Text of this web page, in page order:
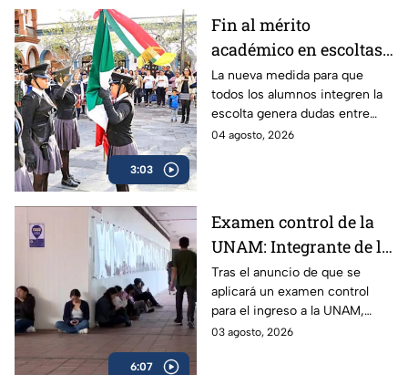
3:03
Fin al mérito
académico en escoltas
escolares: La nueva
medida de equidad que
divide a padres y
expertos
La nueva medida para que
todos los alumnos integren la
escolta genera dudas entre
padres y especialistas. Así
04 agosto, 2026
6:07
Examen control de la
UNAM: Integrante de la
Comisión Técnica
explica a quiénes se
aplicará y cómo
funcionará | VIDEO
Tras el anuncio de que se
aplicará un examen control
para el ingreso a la UNAM,
surgieron muchas dudas
03 agosto, 2026